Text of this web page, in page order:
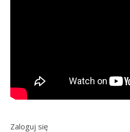
Zaloguj się